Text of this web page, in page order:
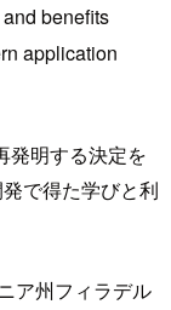
benefits
application
発明する決定を
で得た学びと利
ア州フィラデル